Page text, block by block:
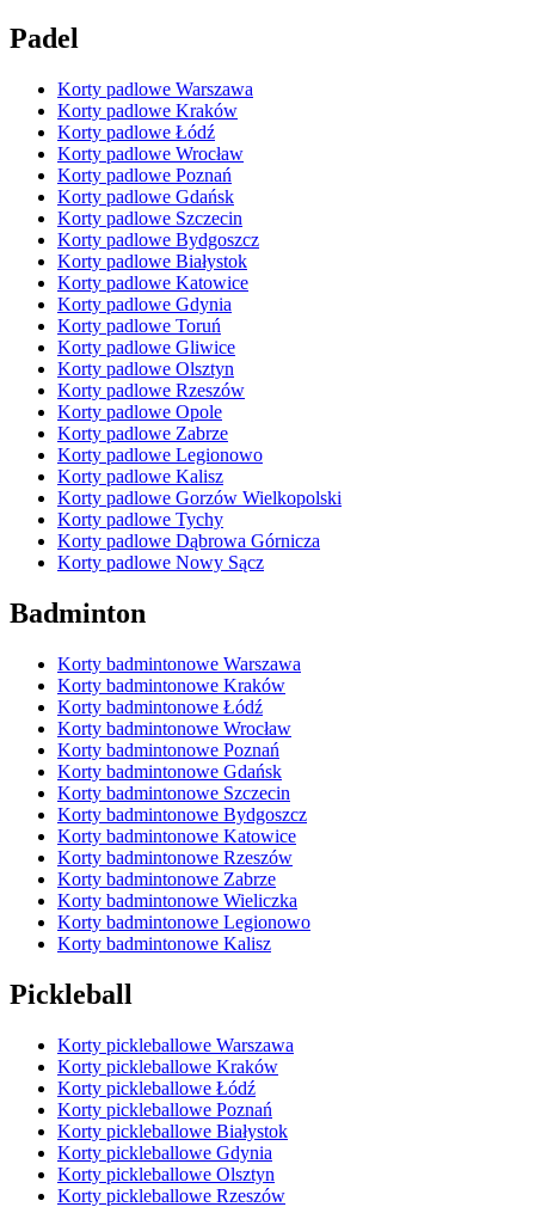
Padel
Korty padlowe Warszawa
Korty padlowe Kraków
Korty padlowe Łódź
Korty padlowe Wrocław
Korty padlowe Poznań
Korty padlowe Gdańsk
Korty padlowe Szczecin
Korty padlowe Bydgoszcz
Korty padlowe Białystok
Korty padlowe Katowice
Korty padlowe Gdynia
Korty padlowe Toruń
Korty padlowe Gliwice
Korty padlowe Olsztyn
Korty padlowe Rzeszów
Korty padlowe Opole
Korty padlowe Zabrze
Korty padlowe Legionowo
Korty padlowe Kalisz
Korty padlowe Gorzów Wielkopolski
Korty padlowe Tychy
Korty padlowe Dąbrowa Górnicza
Korty padlowe Nowy Sącz
Badminton
Korty badmintonowe Warszawa
Korty badmintonowe Kraków
Korty badmintonowe Łódź
Korty badmintonowe Wrocław
Korty badmintonowe Poznań
Korty badmintonowe Gdańsk
Korty badmintonowe Szczecin
Korty badmintonowe Bydgoszcz
Korty badmintonowe Katowice
Korty badmintonowe Rzeszów
Korty badmintonowe Zabrze
Korty badmintonowe Wieliczka
Korty badmintonowe Legionowo
Korty badmintonowe Kalisz
Pickleball
Korty pickleballowe Warszawa
Korty pickleballowe Kraków
Korty pickleballowe Łódź
Korty pickleballowe Poznań
Korty pickleballowe Białystok
Korty pickleballowe Gdynia
Korty pickleballowe Olsztyn
Korty pickleballowe Rzeszów